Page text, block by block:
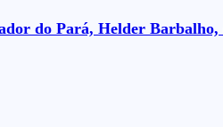
do Pará, Helder